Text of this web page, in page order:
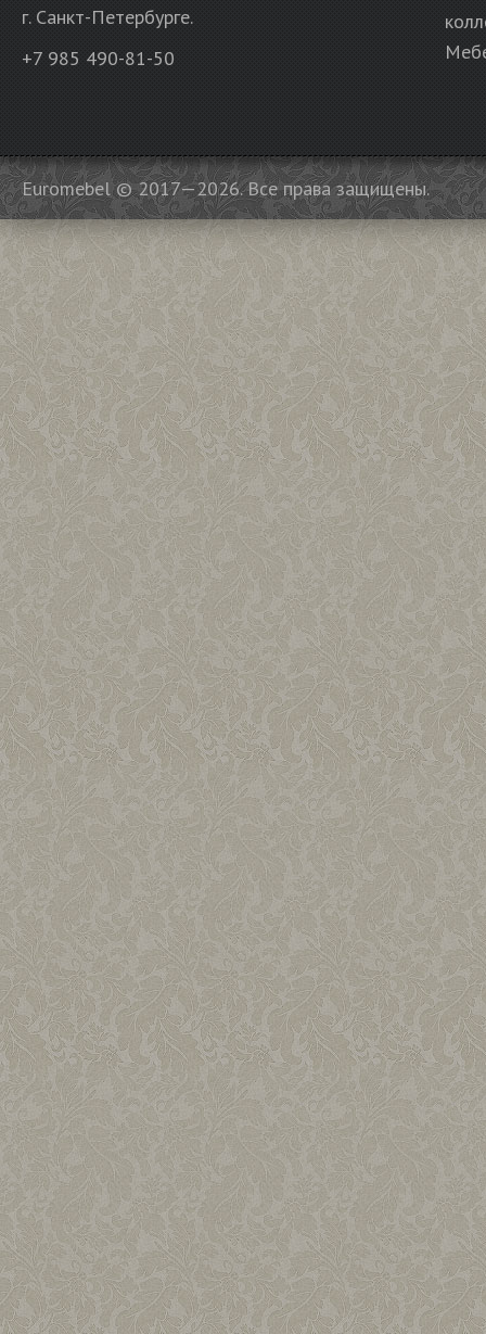
г. Санкт-Петербурге.
+7 985 490-81-50
Euromebel © 2017—2026. Все права защищены.